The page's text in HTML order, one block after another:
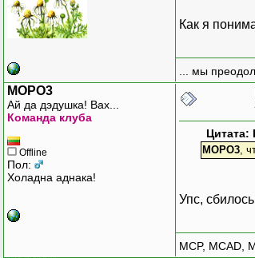
Как я
... мы
MOPO3
Ай да дэдушка! Вах...
Команда клуба
Offline
Пол:
Холадна аднака!
Цитата:
MOPO3,
Упс,
MCP, MCAD,